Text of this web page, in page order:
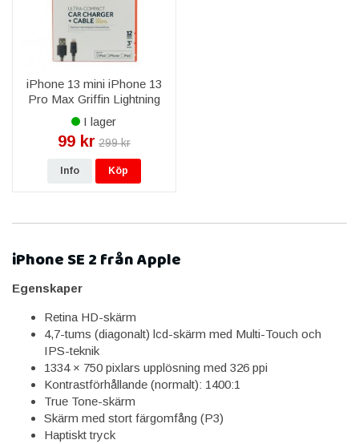
iPhone 13 mini iPhone 13
Pro Max Griffin Lightning
Billaddare 12W
Ultrakompakt
I lager
99 kr 299 kr
Info Köp
iPhone SE 2 från Apple
Egenskaper
Retina HD-skärm
4,7-tums (diagonalt) lcd-skärm med Multi-Touch och
IPS-teknik
1334 × 750 pixlars upplösning med 326 ppi
Kontrastförhållande (normalt): 1400:1
True Tone-skärm
Skärm med stort färgomfång (P3)
Haptiskt tryck